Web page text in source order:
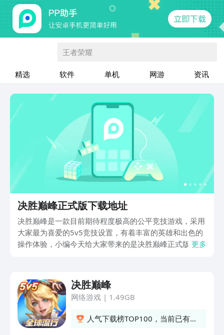
王者荣耀
精选 软件 单机 网游 资讯
决胜巅峰正式版下载地址
决胜巅峰是一款目前期待程度极高的公平竞技游戏，采用
大家最为喜爱的5v5竞技设置，有着丰富的英雄和出色的
操作体验，小编今天给大家带来的是决胜巅峰正式版下载
备，下方链接就是大家需要保存下来的。
更多
决胜巅峰
网络游戏| 1.49GB
人气下载榜TOP100，当前已有